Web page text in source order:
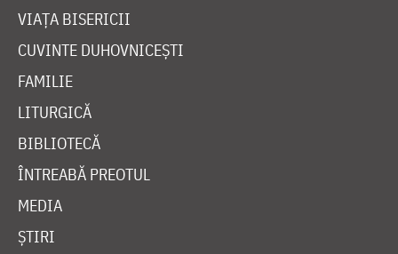
VIAȚA BISERICII
CUVINTE DUHOVNICEȘTI
FAMILIE
LITURGICĂ
BIBLIOTECĂ
ÎNTREABĂ PREOTUL
MEDIA
ȘTIRI